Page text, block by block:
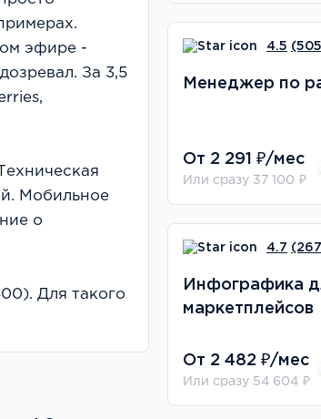
эфире -
За 3,5
Мобильное
о
Для такого
4.5
Менеджер по
От 2 291 ₽/мес
Или сразу 37 100 ₽
4.7
Инфографика
маркетплейсов
От 2 482 ₽/мес
Или сразу 54 604 ₽